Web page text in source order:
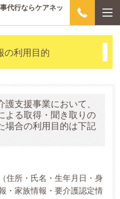
代行ならケアネッ
の利用目的
護支援事業において、
よる取得・聞き取りの
場合の利用目的は下記
住所・氏名・生年月日・身
・家族情報・要介護認定情